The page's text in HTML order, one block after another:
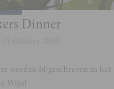
Dinner
worden bijgeschreven in het
Wijn!